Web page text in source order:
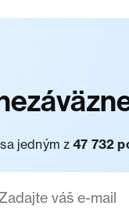
jedným z47 732